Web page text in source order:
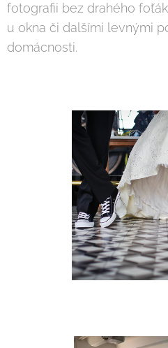
fotografii bez drahého
u okna či dalšími levnými
domácnosti.